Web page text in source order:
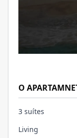
O
3 suítes
Living